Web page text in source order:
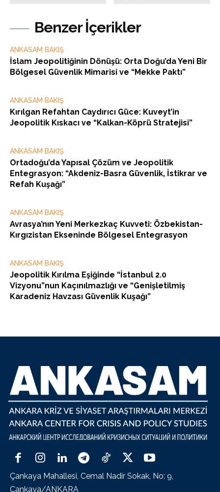
Benzer İçerikler
ANKASAM BAKIŞ
İslam Jeopolitiğinin Dönüşü: Orta Doğu’da Yeni Bir
Bölgesel Güvenlik Mimarisi ve “Mekke Paktı”
ANKASAM BAKIŞ
Kırılgan Refahtan Caydırıcı Güce: Kuveyt’in
Jeopolitik Kıskacı ve “Kalkan-Köprü Stratejisi”
ANKASAM BAKIŞ
Ortadoğu’da Yapısal Çözüm ve Jeopolitik
Entegrasyon: “Akdeniz-Basra Güvenlik, İstikrar ve
Refah Kuşağı”
ANKASAM BAKIŞ
Avrasya’nın Yeni Merkezkaç Kuvveti: Özbekistan-
Kırgızistan Ekseninde Bölgesel Entegrasyon
ANKASAM BAKIŞ
Jeopolitik Kırılma Eşiğinde “İstanbul 2.0
Vizyonu”nun Kaçınılmazlığı ve “Genişletilmiş
Karadeniz Havzası Güvenlik Kuşağı”
Çankaya Mahallesi, Cemal Nadir Sokak, No: 9,
Çankaya/ANKARA